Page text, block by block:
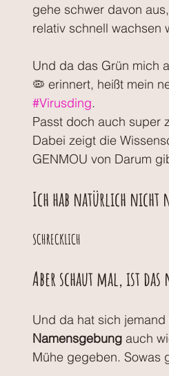
gehe schwer davon
relativ schnell wachsen
Und da das Grün mich
🦠 erinnert, heißt mein
#Virusding.
Passt doch auch super
Dabei zeigt die
GENMOU von Darum
Ich hab natürlich nicht
SCHRECKLICH
Aber schaut mal, ist
Und da hat sich
Namensgebung auch
Mühe gegeben. Sowas